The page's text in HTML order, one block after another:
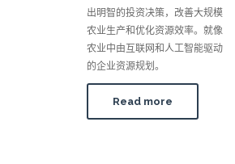
出明智的投资决策，改善大规模
农业生产和优化资源效率。就像
农业中由互联网和人工智能驱动
的企业资源规划。
Read more